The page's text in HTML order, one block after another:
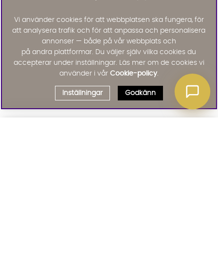
Vi använder cookies för att webbplatsen ska fungera, för
att analysera trafik och för att anpassa och personalisera
annonser — både på vår webbplats och
på andra plattformar. Du väljer själv vilka cookies du
accepterar under inställningar. Läs mer om de cookies vi
använder i vår Cookie-policy.
Inställningar Godkänn